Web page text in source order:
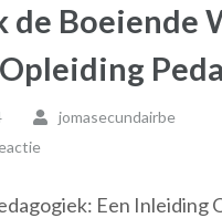
de Boeiende
jomasecundairbe
Een Inleiding